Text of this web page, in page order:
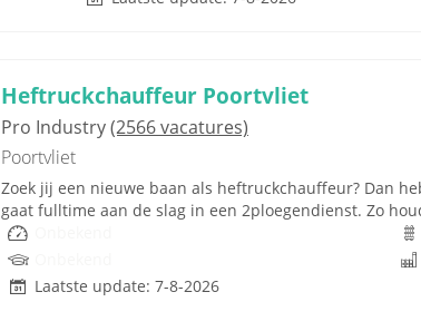
Heftruckchauffeur Poortvliet
Pro Industry(2566 vacatures)
Poortvliet
Zoek jij een nieuwe baan als heftruckchauffeur? Dan
gaat fulltime aan de slag in een 2ploegendienst. Zo
Laatste update: 7-8-2026